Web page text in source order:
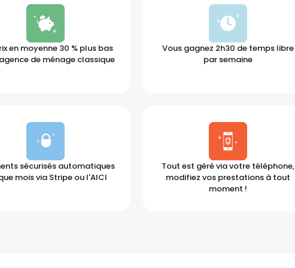
en moyenne 30 % plus bas
de ménage classique
Vous gagnez 2h30 de temps libre
par semaine
sécurisés automatiques
mois via Stripe ou l'AICI
Tout est géré via votre téléphone,
modifiez vos prestations à tout
moment !